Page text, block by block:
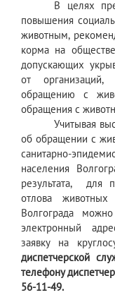
В целях
повышения
животным,
корма на
допускающих
от
обращению с
обращения с
Учитывая
об обращении с
санитарно-
населения
результата, для
отлова
Волгограда
электронный
заявку на
диспетчерской
телефону
56-11-49.